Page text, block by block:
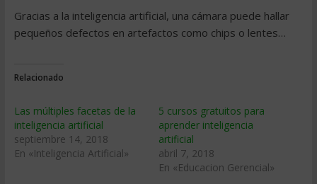
Gracias a la inteligencia artificial, una cámara puede hallar
pequeños defectos en artefactos como chips o lentes…
Relacionado
Las múltiples facetas de la
inteligencia artificial
septiembre 14, 2018
En «Inteligencia Artificial»
5 cursos gratuitos para
aprender inteligencia
artificial
abril 7, 2018
En «Educacion Gerencial»